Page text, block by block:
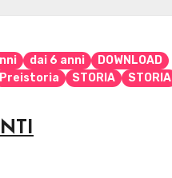
dai 6 anni
DOWNLOAD
Preistoria STORIA
STORIA